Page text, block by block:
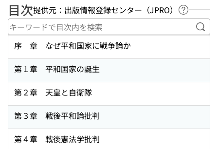
目次提供元：出版情報登録センター（JPRO）
ヘルプペ
キ
序 章 なぜ平和国家に戦争論か
第１章 平和国家の誕生
第２章 天皇と自衛隊
第３章 戦後平和論批判
第４章 戦後憲法学批判